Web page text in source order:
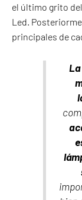
el último grito
Led.
principales de